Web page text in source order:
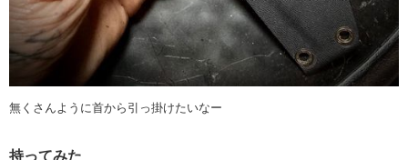
無くさんように首から引っ掛けたいなー
持ってみた